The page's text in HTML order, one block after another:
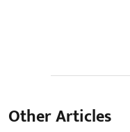
Other Articles